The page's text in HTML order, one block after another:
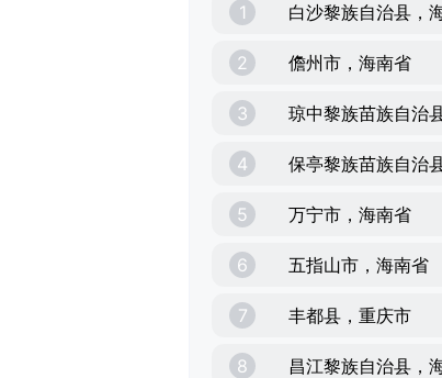
1 白沙黎族自治县，
2 儋州市，海南省
3 琼中黎族苗族自治
4 保亭黎族苗族自治
5 万宁市，海南省
6 五指山市，海南省
7 丰都县，重庆市
8 昌江黎族自治县，